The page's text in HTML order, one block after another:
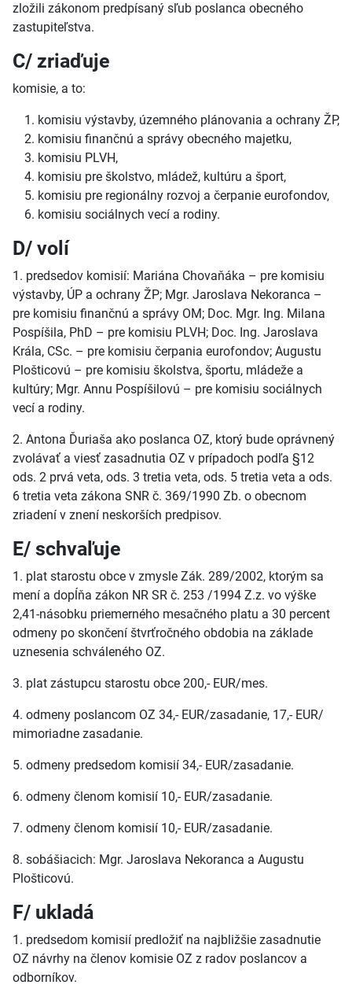
zložili zákonom predpísaný sľub poslanca obecného
zastupiteľstva.
C/ zriaďuje
komisie, a to:
komisiu výstavby, územného plánovania a ochrany ŽP,
komisiu finančnú a správy obecného majetku,
komisiu PLVH,
komisiu pre školstvo, mládež, kultúru a šport,
komisiu pre regionálny rozvoj a čerpanie eurofondov,
komisiu sociálnych vecí a rodiny.
D/ volí
1. predsedov komisií: Mariána Chovaňáka – pre komisiu
výstavby, ÚP a ochrany ŽP; Mgr. Jaroslava Nekoranca –
pre komisiu finančnú a správy OM; Doc. Mgr. Ing. Milana
Pospíšila, PhD – pre komisiu PLVH; Doc. Ing. Jaroslava
Krála, CSc. – pre komisiu čerpania eurofondov; Augustu
Plošticovú – pre komisiu školstva, športu, mládeže a
kultúry; Mgr. Annu Pospíšilovú – pre komisiu sociálnych
vecí a rodiny.
2. Antona Ďuriaša ako poslanca OZ, ktorý bude oprávnený
zvolávať a viesť zasadnutia OZ v prípadoch podľa §12
ods. 2 prvá veta, ods. 3 tretia veta, ods. 5 tretia veta a ods.
6 tretia veta zákona SNR č. 369/1990 Zb. o obecnom
zriadení v znení neskorších predpisov.
E/ schvaľuje
1. plat starostu obce v zmysle Zák. 289/2002, ktorým sa
mení a dopĺňa zákon NR SR č. 253 /1994 Z.z. vo výške
2,41-násobku priemerného mesačného platu a 30 percent
odmeny po skončení štvrťročného obdobia na základe
uznesenia schváleného OZ.
3. plat zástupcu starostu obce 200,- EUR/mes.
4. odmeny poslancom OZ 34,- EUR/zasadanie, 17,- EUR/
mimoriadne zasadanie.
5. odmeny predsedom komisií 34,- EUR/zasadanie.
6. odmeny členom komisií 10,- EUR/zasadanie.
7. odmeny členom komisií 10,- EUR/zasadanie.
8. sobášiacich: Mgr. Jaroslava Nekoranca a Augustu
Plošticovú.
F/ ukladá
1. predsedom komisií predložiť na najbližšie zasadnutie
OZ návrhy na členov komisie OZ z radov poslancov a
odborníkov.